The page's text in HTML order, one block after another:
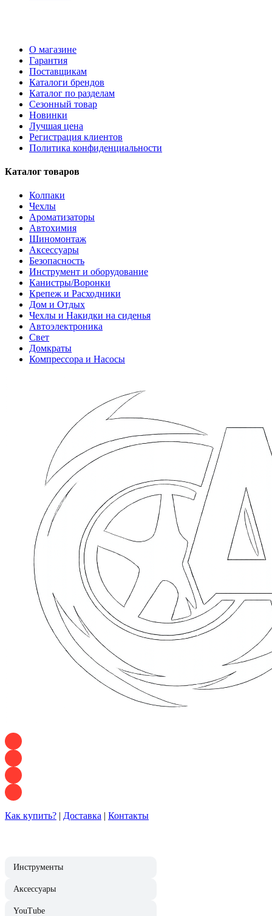
О магазине
Гарантия
Поставщикам
Каталоги брендов
Каталог по разделам
Сезонный товар
Новинки
Лучшая цена
Регистрация клиентов
Политика конфиденциальности
Каталог товаров
Колпаки
Чехлы
Ароматизаторы
Автохимия
Шиномонтаж
Аксессуары
Безопасность
Инструмент и оборудование
Канистры/Воронки
Крепеж и Расходники
Дом и Отдых
Чехлы и Накидки на сиденья
Автоэлектроника
Свет
Домкраты
Компрессора и Насосы
Как купить? | Доставка | Контакты
Инструменты
Аксессуары
YouTube